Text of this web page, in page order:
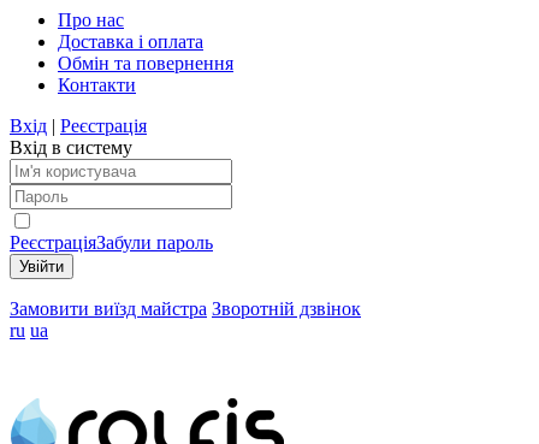
Про нас
Доставка і оплата
Обмін та повернення
Контакти
Вхід | Реєстрація
Вхід в систему
РеєстраціяЗабули пароль
Замовити виїзд майстра Зворотній дзвінок
ru ua